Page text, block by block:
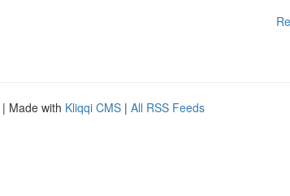
| Made with Kliqqi CMS | All RSS Feeds